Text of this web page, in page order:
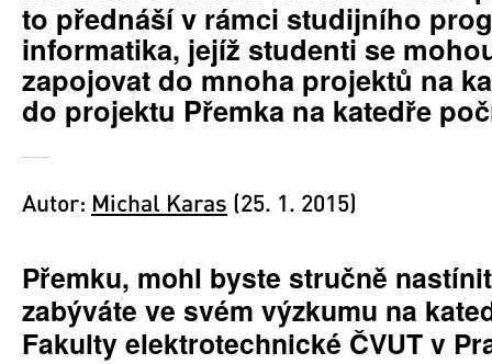
to přednáší v rámci studijního
informatika, jejíž studenti se
zapojovat do mnoha projektů na
do projektu Přemka na katedře
Autor: Michal Karas (25. 1. 2015)
Přemku, mohl byste stručně
zabýváte ve svém výzkumu na
Fakulty elektrotechnické ČVUT v